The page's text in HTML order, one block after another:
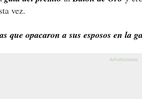
vez.
que opacaron a sus esposos en la